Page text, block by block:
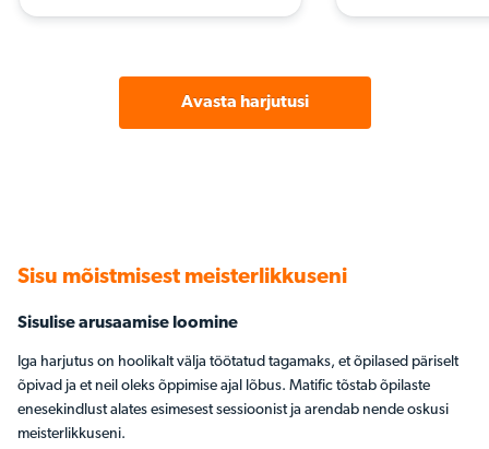
Avasta harjutusi
Sisu mõistmisest meisterlikkuseni
Sisulise arusaamise loomine
Iga harjutus on hoolikalt välja töötatud tagamaks, et õpilased päriselt
õpivad ja et neil oleks õppimise ajal lõbus. Matific tõstab õpilaste
enesekindlust alates esimesest sessioonist ja arendab nende oskusi
meisterlikkuseni.